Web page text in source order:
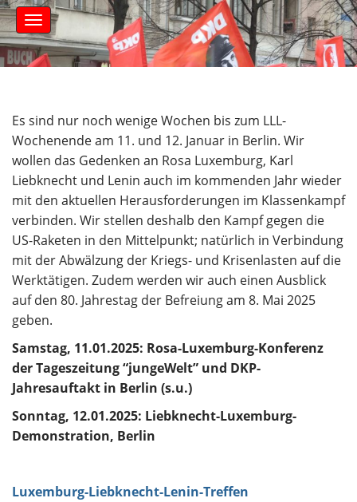
M
a
i
n
u
S
k
i
p
o
n
t
e
n
t
Es sind nur noch wenige Wochen bis zum LLL-
Wochenende am 11. und 12. Januar in Berlin. Wir
wollen das Gedenken an Rosa Luxemburg, Karl
Liebknecht und Lenin auch im kommenden Jahr wieder
mit den aktuellen Herausforderungen im Klassenkampf
verbinden. Wir stellen deshalb den Kampf gegen die
US-Raketen in den Mittelpunkt; natürlich in Verbindung
mit der Abwälzung der Kriegs- und Krisenlasten auf die
Werktätigen. Zudem werden wir auch einen Ausblick
auf den 80. Jahrestag der Befreiung am 8. Mai 2025
geben.
Samstag, 11.01.2025: Rosa-Luxemburg-Konferenz
der Tageszeitung “jungeWelt” und DKP-
Jahresauftakt in Berlin (s.u.)
Sonntag, 12.01.2025: Liebknecht-Luxemburg-
Demonstration, Berlin
Luxemburg-Liebknecht-Lenin-Treffen